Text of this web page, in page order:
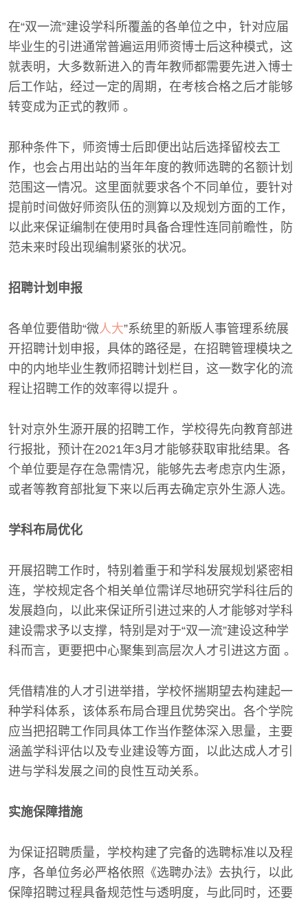
在“双一流”建设学科所覆盖的各单位之中，针对应届
毕业生的引进通常普遍运用师资博士后这种模式，这
就表明，大多数新进入的青年教师都需要先进入博士
后工作站，经过一定的周期，在考核合格之后才能够
转变成为正式的教师 。
那种条件下，师资博士后即便出站后选择留校去工
作，也会占用出站的当年年度的教师选聘的名额计划
范围这一情况。这里面就要求各个不同单位，要针对
提前时间做好师资队伍的测算以及规划方面的工作，
以此来保证编制在使用时具备合理性连同前瞻性，防
范未来时段出现编制紧张的状况。
招聘计划申报
各单位要借助“微人大”系统里的新版人事管理系统展
开招聘计划申报，具体的路径是，在招聘管理模块之
中的内地毕业生教师招聘计划栏目，这一数字化的流
程让招聘工作的效率得以提升 。
针对京外生源开展的招聘工作，学校得先向教育部进
行报批，预计在2021年3月才能够获取审批结果。各
个单位要是存在急需情况，能够先去考虑京内生源，
或者等教育部批复下来以后再去确定京外生源人选。
学科布局优化
开展招聘工作时，特别着重于和学科发展规划紧密相
连，学校规定各个相关单位需详尽地研究学科往后的
发展趋向，以此来保证所引进过来的人才能够对学科
建设需求予以支撑，特别是对于“双一流”建设这种学
科而言，更要把中心聚集到高层次人才引进这方面 。
凭借精准的人才引进举措，学校怀揣期望去构建起一
种学科体系，该体系布局合理且优势突出。各个学院
应当把招聘工作同具体工作当作整体深入思量，主要
涵盖学科评估以及专业建设等方面，以此达成人才引
进与学科发展之间的良性互动关系。
实施保障措施
为保证招聘质量，学校构建了完备的选聘标准以及程
序，各单位务必严格依照《选聘办法》去执行，以此
保障招聘过程具备规范性与透明度，与此同时，还要